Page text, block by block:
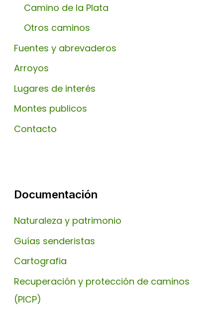
Camino de la Plata
Otros caminos
Fuentes y abrevaderos
Arroyos
Lugares de interés
Montes publicos
Contacto
Documentación
Naturaleza y patrimonio
Guías senderistas
Cartografia
Recuperación y protección de caminos
(PICP)